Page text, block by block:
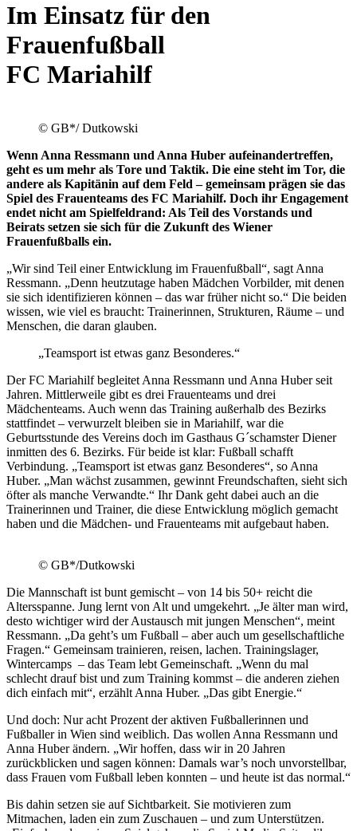
Im Einsatz für den
Frauenfußball
FC Mariahilf
© GB*/ Dutkowski
Wenn Anna Ressmann und Anna Huber aufeinandertreffen,
geht es um mehr als Tore und Taktik. Die eine steht im Tor, die
andere als Kapitänin auf dem Feld – gemeinsam prägen sie das
Spiel des Frauenteams des FC Mariahilf. Doch ihr Engagement
endet nicht am Spielfeldrand: Als Teil des Vorstands und
Beirats setzen sie sich für die Zukunft des Wiener
Frauenfußballs ein.
„Wir sind Teil einer Entwicklung im Frauenfußball“, sagt Anna
Ressmann. „Denn heutzutage haben Mädchen Vorbilder, mit denen
sie sich identifizieren können – das war früher nicht so.“ Die beiden
wissen, wie viel es braucht: Trainerinnen, Strukturen, Räume – und
Menschen, die daran glauben.
„Teamsport ist etwas ganz Besonderes.“
Der FC Mariahilf begleitet Anna Ressmann und Anna Huber seit
Jahren. Mittlerweile gibt es drei Frauenteams und drei
Mädchenteams. Auch wenn das Training außerhalb des Bezirks
stattfindet – verwurzelt bleiben sie in Mariahilf, war die
Geburtsstunde des Vereins doch im Gasthaus G´schamster Diener
inmitten des 6. Bezirks. Für beide ist klar: Fußball schafft
Verbindung. „Teamsport ist etwas ganz Besonderes“, so Anna
Huber. „Man wächst zusammen, gewinnt Freundschaften, sieht sich
öfter als manche Verwandte.“ Ihr Dank geht dabei auch an die
Trainerinnen und Trainer, die diese Entwicklung möglich gemacht
haben und die Mädchen- und Frauenteams mit aufgebaut haben.
© GB*/Dutkowski
Die Mannschaft ist bunt gemischt – von 14 bis 50+ reicht die
Altersspanne. Jung lernt von Alt und umgekehrt. „Je älter man wird,
desto wichtiger wird der Austausch mit jungen Menschen“, meint
Ressmann. „Da geht’s um Fußball – aber auch um gesellschaftliche
Fragen.“ Gemeinsam trainieren, reisen, lachen. Trainingslager,
Wintercamps – das Team lebt Gemeinschaft. „Wenn du mal
schlecht drauf bist und zum Training kommst – die anderen ziehen
dich einfach mit“, erzählt Anna Huber. „Das gibt Energie.“
Und doch: Nur acht Prozent der aktiven Fußballerinnen und
Fußballer in Wien sind weiblich. Das wollen Anna Ressmann und
Anna Huber ändern. „Wir hoffen, dass wir in 20 Jahren
zurückblicken und sagen können: Damals war’s noch unvorstellbar,
dass Frauen vom Fußball leben konnten – und heute ist das normal.“
Bis dahin setzen sie auf Sichtbarkeit. Sie motivieren zum
Mitmachen, laden ein zum Zuschauen – und zum Unterstützen.